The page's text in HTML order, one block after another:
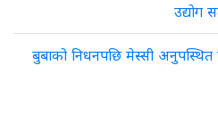
उद्योग
बुबाको निधनपछि मेस्सी अनुपस्थित